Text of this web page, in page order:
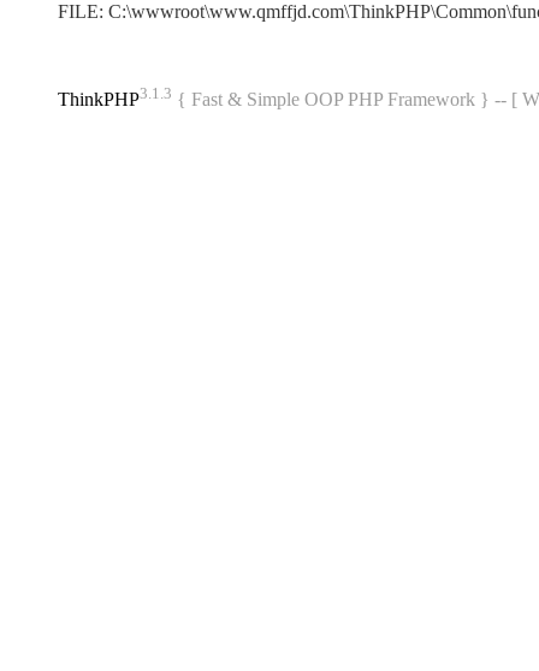
FILE:
ThinkPHP3.1.3 { Fast & Simple OOP PHP Framework } -- [